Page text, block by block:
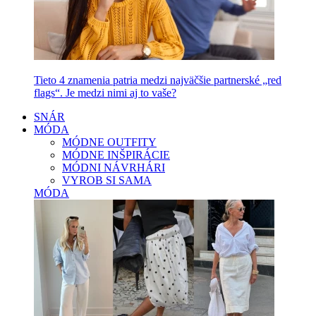
Tieto 4 znamenia patria medzi najväčšie partnerské „red
flags“. Je medzi nimi aj to vaše?
SNÁR
MÓDA
MÓDNE OUTFITY
MÓDNE INŠPIRÁCIE
MÓDNI NÁVRHÁRI
VYROB SI SAMA
MÓDA